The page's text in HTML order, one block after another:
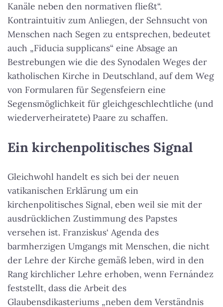
Kanäle neben den normativen fließt“.
Kontraintuitiv zum Anliegen, der Sehnsucht von
Menschen nach Segen zu entsprechen, bedeutet
auch „Fiducia supplicans“ eine Absage an
Bestrebungen wie die des Synodalen Weges der
katholischen Kirche in Deutschland, auf dem Weg
von Formularen für Segensfeiern eine
Segensmöglichkeit für gleichgeschlechtliche (und
wiederverheiratete) Paare zu schaffen.
Ein kirchenpolitisches Signal
Gleichwohl handelt es sich bei der neuen
vatikanischen Erklärung um ein
kirchenpolitisches Signal, eben weil sie mit der
ausdrücklichen Zustimmung des Papstes
versehen ist. Franziskus‘ Agenda des
barmherzigen Umgangs mit Menschen, die nicht
der Lehre der Kirche gemäß leben, wird in den
Rang kirchlicher Lehre erhoben, wenn Fernández
feststellt, dass die Arbeit des
Glaubensdikasteriums „neben dem Verständnis